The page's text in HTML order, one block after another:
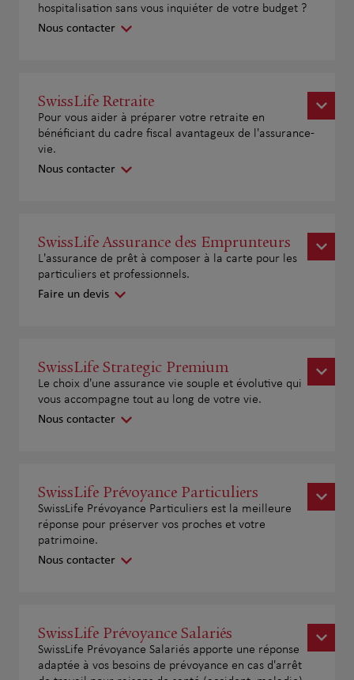
hospitalisation sans vous inquiéter de votre budget ?
Nous contacter
SwissLife Retraite
Pour vous aider à préparer votre retraite en
bénéficiant du cadre fiscal avantageux de l'assurance-
vie.
Nous contacter
SwissLife Assurance des Emprunteurs
L'assurance de prêt à composer à la carte pour les
particuliers et professionnels.
Faire un devis
SwissLife Strategic Premium
Le choix d'une assurance vie souple et évolutive qui
vous accompagne tout au long de votre vie.
Nous contacter
SwissLife Prévoyance Particuliers
SwissLife Prévoyance Particuliers est la meilleure
réponse pour préserver vos proches et votre
patrimoine.
Nous contacter
SwissLife Prévoyance Salariés
SwissLife Prévoyance Salariés apporte une réponse
adaptée à vos besoins de prévoyance en cas d'arrêt